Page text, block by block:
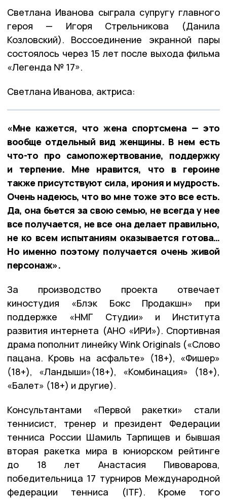
Светлана Иванова сыграла супругу главного
героя — Игоря Стрельникова (Данила
Козловский). Воссоединение экранной пары
состоялось через 15 лет после выхода фильма
«Легенда № 17».
Светлана Иванова, актриса:
«Мне кажется, что жена спортсмена — это
вообще отдельный вид женщины. В нем есть
что-то про самопожертвование, поддержку
и терпение. Мне нравится, что в героине
также присутствуют сила, ирония и мудрость.
Очень надеюсь, что во мне тоже это все есть.
Да, она бьется за свою семью, не всегда у нее
все получается, не все она делает правильно,
не ко всем испытаниям оказывается готова…
Но именно поэтому получается очень живой
персонаж».
За производство проекта отвечает
киностудия «Блэк Бокс Продакшн» при
поддержке «НМГ Студии» и Института
развития интернета (АНО «ИРИ»). Спортивная
драма пополнит линейку Wink Originals («Слово
пацана. Кровь на асфальте» (18+), «Фишер»
(18+), «Ландыши»(18+), «Комбинация» (18+),
«Балет» (18+) и другие).
Консультантами «Первой ракетки» стали
теннисист, тренер и президент Федерации
тенниса России Шамиль Тарпищев и бывшая
вторая ракетка мира в юниорском рейтинге
до 18 лет Анастасия Пивоварова,
победительница 17 турниров Международной
федерации тенниса (ITF). Кроме того